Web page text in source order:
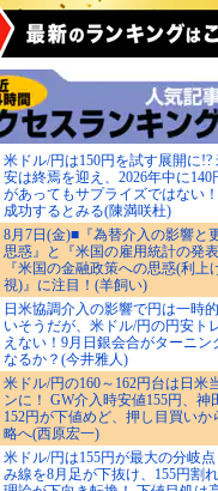
米ドル/円は150円を試す展開に!?
安は終焉を迎え、2026年中に140
があってもサプライズではない
成功するとみる(陳満咲杜)
8月7日(金)■『為替介入の影響と
思惑』と『米国の雇用統計の発
『米国の金融政策への思惑(利上
視)』に注目！(羊飼い)
日米協調介入の影響で円は一時
いそうだが、米ドル/円の円安ト
えない！9月日銀会合がターニン
なるか？(今井雅人)
米ドル/円の160～162円台は日米
ンに！ GW介入時安値155円、神
152円が下値めど、押し目買いか
略へ(西原宏一)
米ドル/円は155円が最大の分岐
み線を8月足が下抜け、155円割